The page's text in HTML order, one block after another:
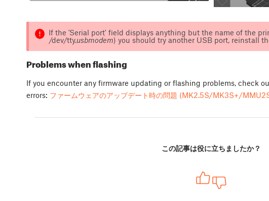
If the 'Serial port' field displays anything but the name of the
/dev/tty.usbmodem) you should try another USB port, reinstall
Problems when flashing
If you encounter any firmware updating or flashing problems, check
errors: ファームウェアのアップデート時の問題 (MK2.5S/MK3S+/
この記事は役に立ちましたか？